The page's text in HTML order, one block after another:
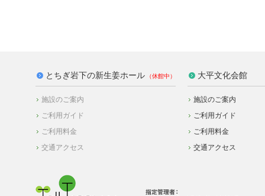
とちぎ岩下の新生姜ホール
施設のご案内
ご利用ガイド
ご利用料金
交通アクセス
大平文化会館
施設のご案内
ご利用ガイド
ご利用料金
交通アクセス